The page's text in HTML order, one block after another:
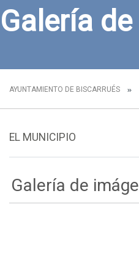
Galería
AYUNTAMIENTO DE BISCARRUÉS
EL MUNICIPIO
Galería de